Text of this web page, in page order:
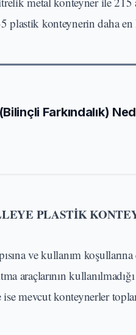
plastik konteynerin daha
Farkındalık)
PLASTİK
ve kullanım
araçlarının
mevcut konteynerler